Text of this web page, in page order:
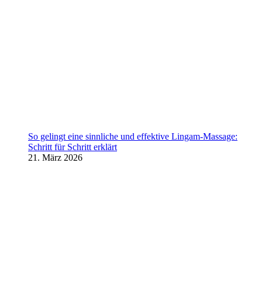
So gelingt eine sinnliche und effektive Lingam-Massage:
Schritt für Schritt erklärt
21. März 2026